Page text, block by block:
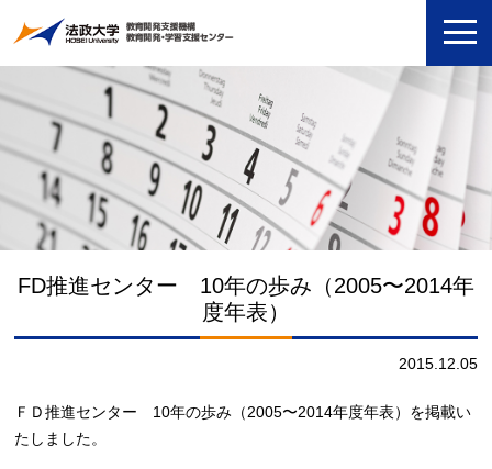
FD推進センター 10年の歩み（2005〜2014年
度年表）
2015.12.05
ＦＤ推進センター 10年の歩み（2005〜2014年度年表）を掲載い
たしました。